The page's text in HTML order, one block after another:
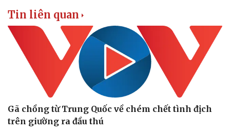
Tin liên quan
Gã chồng từ Trung Quốc về chém chết tình địch
trên giường ra đầu thú